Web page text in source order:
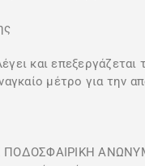
και επεξεργάζεται
μέτρο για την
ΠΟΔΟΣΦΑΙΡΙΚΗ